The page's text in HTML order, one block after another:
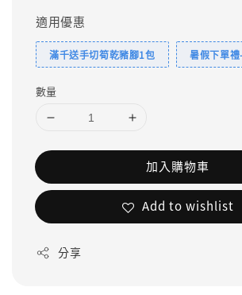
適用優惠
滿千送手切筍乾豬腳1包 暑假下單
數量
加入購物車
Add to wishlist
分享